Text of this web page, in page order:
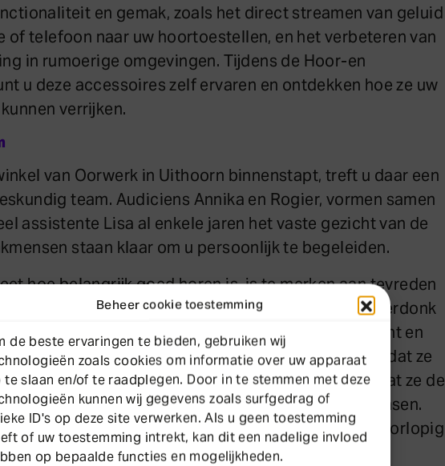
Beheer cookie toestemming
de beste ervaringen te bieden, gebruiken wij
zoals cookies om informatie over uw apparaat
te slaan en/of te raadplegen. Door in te stemmen met deze
kunnen wij gegevens zoals surfgedrag of
ID's op deze site verwerken. Als u geen toestemming
of uw toestemming intrekt, kan dit een nadelige invloed
op bepaalde functies en mogelijkheden.
en gemak, zoals het direct streamen van geluid
of telefoon naar uw hoortoestellen, en het verbeteren van
in rumoerige omgevingen. Tijdens de Hoor-en
u deze accessoires zelf ervaren en ontdekken hoe ze uw
verrijken.
van Oorwerk in Uithoorn binnenstapt, treft u daar een
team. Audiciens Annika en Rogier, vormen samen
assistente Lisa al enkele jaren het vaste gezicht van de
staan klaar om u persoonlijk te begeleiden.
hoe belangrijk goed horen is, is te merken aan tevreden
jaren komen. Zoals bijvoorbeeld meneer Van de Veerdonk
10 jaar klant is en blij is met de persoonlijke aandacht en
Oorwerk in Uithoorn. “Wat ik vooral waardeer is dat ze
zelfs voor kleine reparaties” vertelt hij. “En dat ze de
weten aan te meten die precies passen bij mijn wensen.
zorg kan ik het laten plaatsen van implantaten voorlopig
betekent heel veel voor mij!”